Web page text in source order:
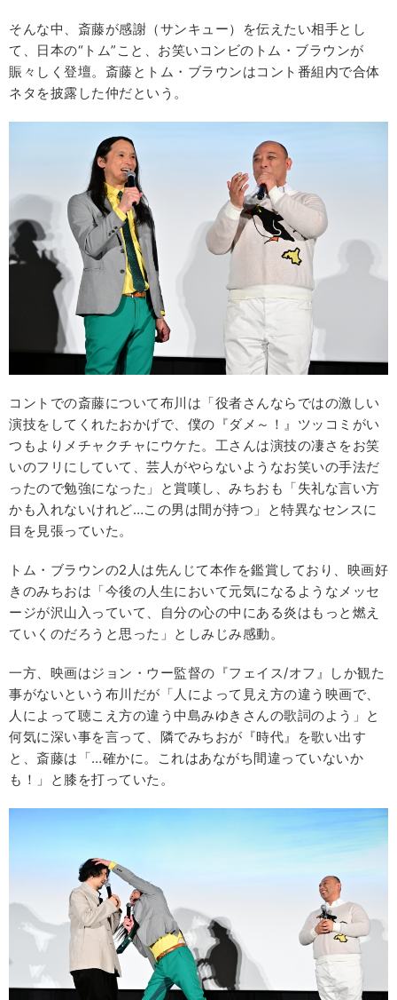
そんな中、斎藤が感謝（サンキュー）を伝えたい相手とし
て、日本の“トム”こと、お笑いコンビのトム・ブラウンが
賑々しく登壇。斎藤とトム・ブラウンはコント番組内で合体
ネタを披露した仲だという。
コントでの斎藤について布川は「役者さんならではの激しい
演技をしてくれたおかげで、僕の『ダメ～！』ツッコミがい
つもよりメチャクチャにウケた。工さんは演技の凄さをお笑
いのフリにしていて、芸人がやらないようなお笑いの手法だ
ったので勉強になった」と賞嘆し、みちおも「失礼な言い方
かも入れないけれど…この男は間が持つ」と特異なセンスに
目を見張っていた。
トム・ブラウンの2人は先んじて本作を鑑賞しており、映画好
きのみちおは「今後の人生において元気になるようなメッセ
ージが沢山入っていて、自分の心の中にある炎はもっと燃え
ていくのだろうと思った」としみじみ感動。
一方、映画はジョン・ウー監督の『フェイス/オフ』しか観た
事がないという布川だが「人によって見え方の違う映画で、
人によって聴こえ方の違う中島みゆきさんの歌詞のよう」と
何気に深い事を言って、隣でみちおが『時代』を歌い出す
と、斎藤は「…確かに。これはあながち間違っていないか
も！」と膝を打っていた。